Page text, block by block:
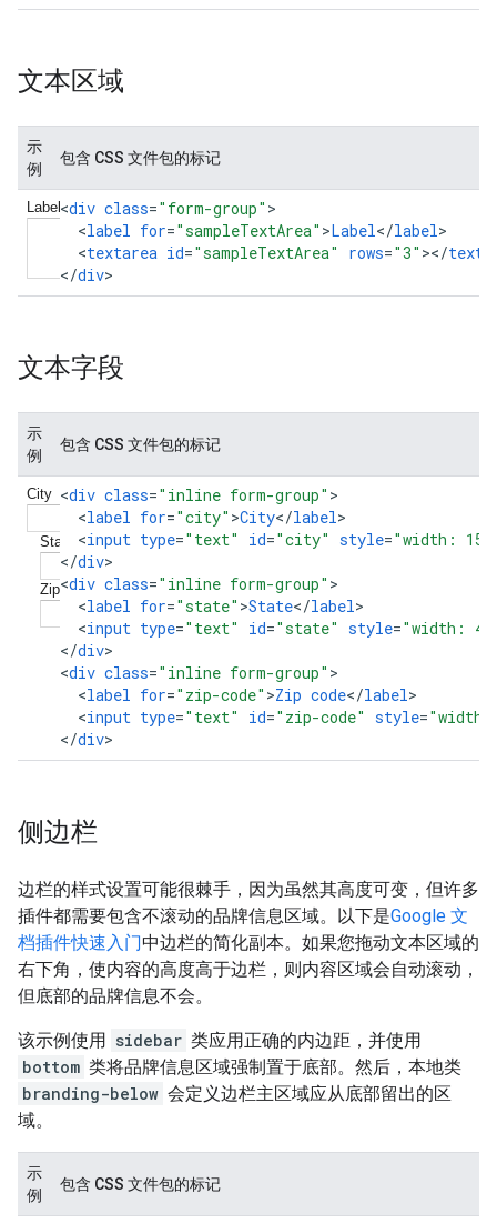
文本区域
示
例
包含 CSS 文件包的标记
<div class="form-group"
<label for="sampleTextArea" >Label</label
<textarea id="sampleTextArea" rows="3" ></
</div>
文本字段
示
例
包含 CSS 文件包的标记
<div class="inline form-group"
<label for="city" >City</label
<input type="text" id="city" style="width:
</div>
<div class="inline form-group"
<label for="state" >State</label
<input type="text" id="state" style="width:
</div>
<div class="inline form-group"
<label for="zip-code" >Zip code</label
<input type="text" id="zip-code" style=
</div>
侧边栏
边栏的样式设置可能很棘手，因为虽然其高度可变，但许多
插件都需要包含不滚动的品牌信息区域。以下是Google 文
档插件快速入门中边栏的简化副本。如果您拖动文本区域的
右下角，使内容的高度高于边栏，则内容区域会自动滚动，
但底部的品牌信息不会。
该示例使用 sidebar 类应用正确的内边距，并使用
bottom 类将品牌信息区域强制置于底部。然后，本地类
branding-below 会定义边栏主区域应从底部留出的区
域。
示
例
包含 CSS 文件包的标记